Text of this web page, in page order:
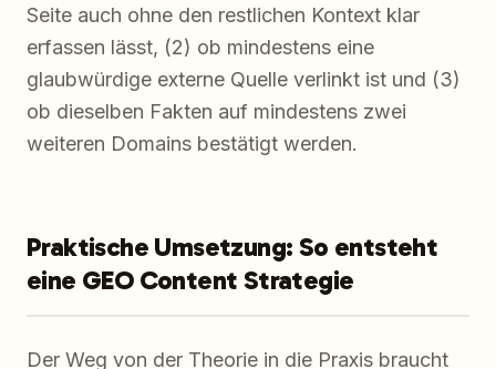
Seite auch ohne den restlichen Kontext klar
erfassen lässt, (2) ob mindestens eine
glaubwürdige externe Quelle verlinkt ist und (3)
ob dieselben Fakten auf mindestens zwei
weiteren Domains bestätigt werden.
Praktische Umsetzung: So entsteht
eine GEO Content Strategie
Der Weg von der Theorie in die Praxis braucht